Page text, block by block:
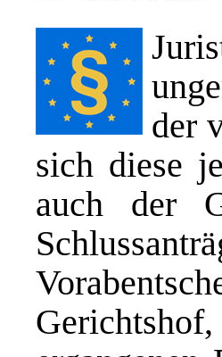
der
sich diese
auch der
Gerichtshof,